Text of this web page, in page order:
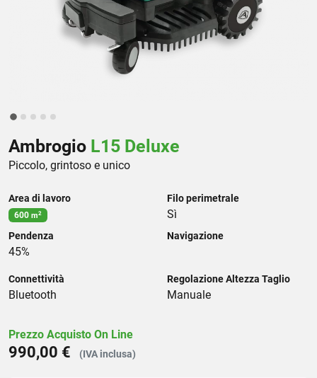
Ambrogio L15 Deluxe
Piccolo, grintoso e unico
Area di lavoro
600 m2
Filo perimetrale
Sì
Pendenza
45%
Navigazione
Connettività
Bluetooth
Regolazione Altezza Taglio
Manuale
Prezzo Acquisto On Line
990,00 € (IVA inclusa)